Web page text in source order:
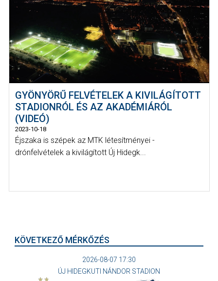
GYÖNYÖRŰ FELVÉTELEK A KIVILÁGÍTOTT
STADIONRÓL ÉS AZ AKADÉMIÁRÓL
(VIDEÓ)
2023-10-18
Éjszaka is szépek az MTK létesítményei -
drónfelvételek a kivilágított Új Hidegk...
KÖVETKEZŐ MÉRKŐZÉS
2026-08-07 17:30
ÚJ HIDEGKUTI NÁNDOR STADION